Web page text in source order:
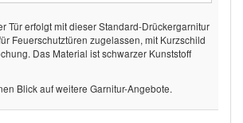
Tür erfolgt mit dieser Standard-Drückergarnitur
Feuerschutztüren zugelassen, mit Kurzschild
Das Material ist schwarzer Kunststoff
Blick auf weitere Garnitur-Angebote.